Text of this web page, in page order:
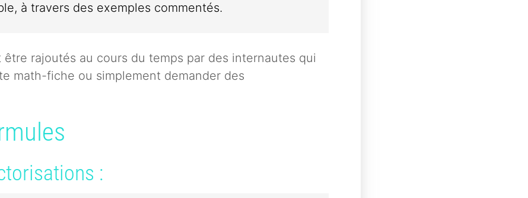
à travers des exemples commentés.
être rajoutés au cours du temps par des internautes qui
math-fiche ou simplement demander des
: